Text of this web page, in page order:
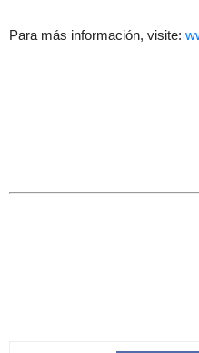
Para más información, visite: